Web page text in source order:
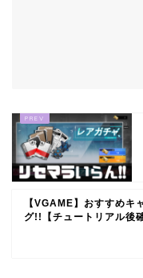
【VGAME】おすすめキ
グ!!【チュートリアル後